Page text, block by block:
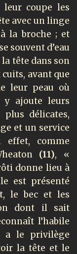
coupe les
avec un linge
la broche ; et
souvent d’eau
tête dans son
avant que
leur peau où
ajoute leurs
délicates,
et un service
effet, comme
(11), «
donne lieu à
est présenté
le bec et les
dont il sait
l’habile
a le privilège
la tête et le